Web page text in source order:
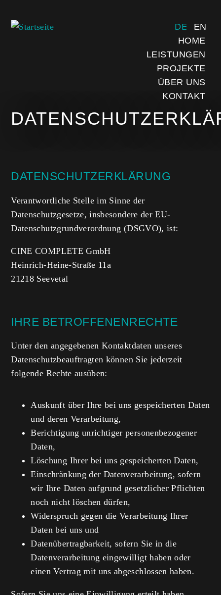
DEUTSCH
HOME
LEISTUNGEN
PROJEKTE
ÜBER UNS
KONTAKT
DATENSCHUTZERKLÄRUNG
Verantwortliche Stelle im Sinne der
Datenschutzgesetze, insbesondere der EU-
Datenschutzgrundverordnung (DSGVO), ist:
CINE COMPLETE GmbH
Heinrich-Heine-Straße 11a
21218 Seevetal
IHRE BETROFFENENRECHTE
Unter den angegebenen Kontaktdaten unseres
Datenschutzbeauftragten können Sie jederzeit
folgende Rechte ausüben:
Auskunft über Ihre bei uns gespeicherten Daten
und deren Verarbeitung,
Berichtigung unrichtiger personenbezogener
Daten,
Löschung Ihrer bei uns gespeicherten Daten,
Einschränkung der Datenverarbeitung, sofern
wir Ihre Daten aufgrund gesetzlicher Pflichten
noch nicht löschen dürfen,
Widerspruch gegen die Verarbeitung Ihrer
Daten bei uns und
Datenübertragbarkeit, sofern Sie in die
Datenverarbeitung eingewilligt haben oder
einen Vertrag mit uns abgeschlossen haben.